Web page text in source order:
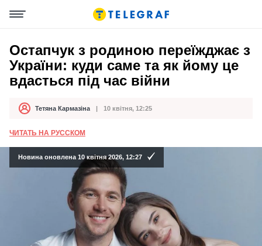
Остапчук з родиною переїжджає з
України: куди саме та як йому це
вдасться під час війни
АвторТетяна Кармазіна
Дата публікації 10 квітня, 12:25
ЧИТАТЬ НА РУССКОМ
Новина оновлена 10 квітня 2026, 12:27